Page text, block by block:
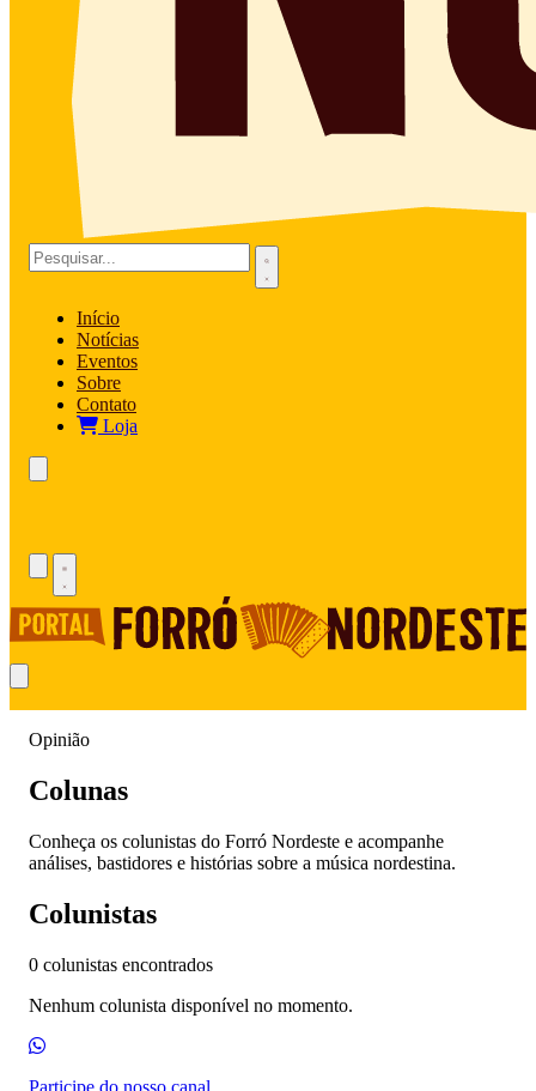
Início
Notícias
Eventos
Sobre
Contato
Loja
Opinião
Colunas
Conheça os colunistas do Forró Nordeste e acompanhe
análises, bastidores e histórias sobre a música nordestina.
Colunistas
0 colunistas encontrados
Nenhum colunista disponível no momento.
Participe do nosso canal